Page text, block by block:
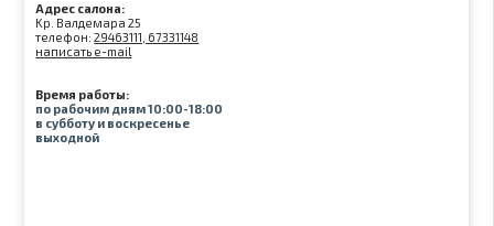
Адрес салона:
Kр. Валдемара 25
телефон:29463111, 67331148
написать e-mail
Время работы:
по рабочим дням 10:00-18:00
в субботу и воскресенье
выходной